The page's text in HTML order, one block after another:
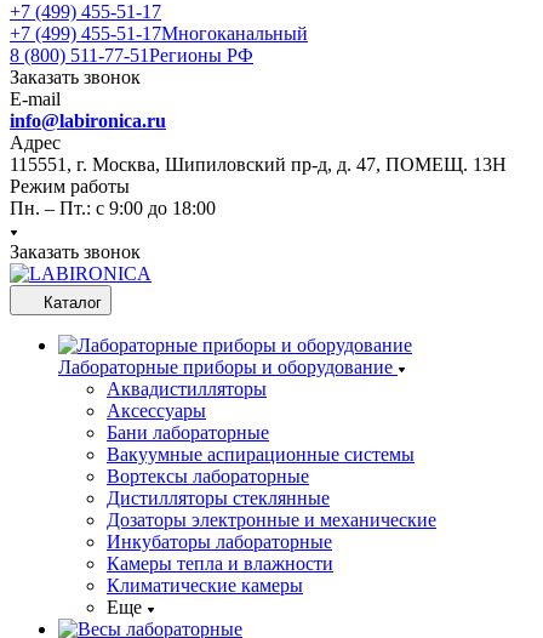
+7 (499) 455-51-17
+7 (499) 455-51-17Многоканальный
8 (800) 511-77-51Регионы РФ
Заказать звонок
E-mail
info@labironica.ru
Адрес
115551, г. Москва, Шипиловский пр-д, д. 47, ПОМЕЩ. 13Н
Режим работы
Пн. – Пт.: с 9:00 до 18:00
Заказать звонок
Каталог
Лабораторные приборы и оборудование
Аквадистилляторы
Аксессуары
Бани лабораторные
Вакуумные аспирационные системы
Вортексы лабораторные
Дистилляторы стеклянные
Дозаторы электронные и механические
Инкубаторы лабораторные
Камеры тепла и влажности
Климатические камеры
Еще